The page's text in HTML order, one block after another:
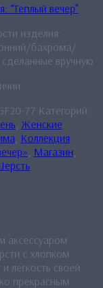
“Теплый вечер”
изделия:
бахрома/
сделанные вручную
77 Категорий:
Женские
Коллекция
Магазин
аксессуаром
с хлопком.
легкость своей
прекрасным